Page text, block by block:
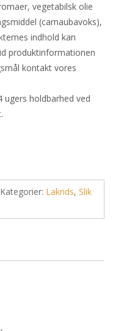
vegetabilsk olie
(carnaubavoks),
indhold kan
produktinformationen
kontakt vores
holdbarhed ved
Kategorier: Lakrids, Slik